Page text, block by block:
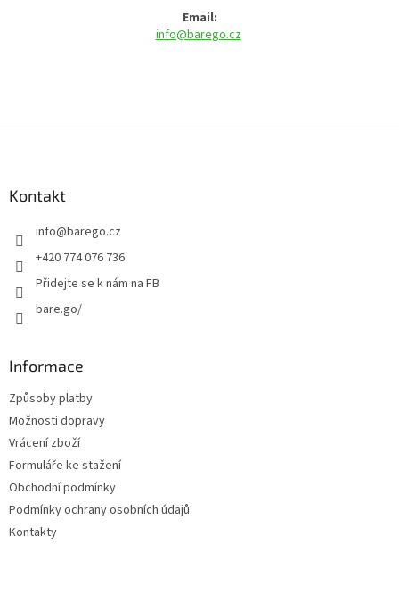
Email:
info@barego.cz
Kontakt
info@barego.cz
+420 774 076 736
Přidejte se k nám na FB
bare.go/
Informace
Způsoby platby
Možnosti dopravy
Vrácení zboží
Formuláře ke stažení
Obchodní podmínky
Podmínky ochrany osobních údajů
Kontakty